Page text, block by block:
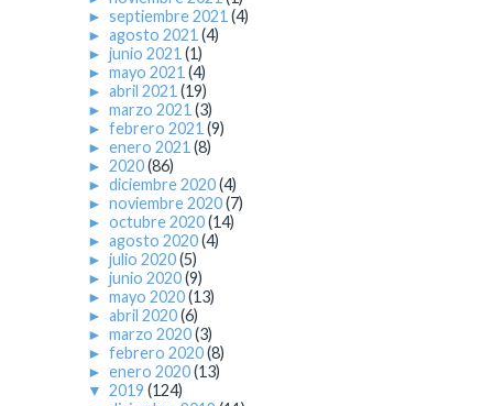
► septiembre 2021 (4)
► agosto 2021 (4)
► junio 2021 (1)
► mayo 2021 (4)
► abril 2021 (19)
► marzo 2021 (3)
► febrero 2021 (9)
► enero 2021 (8)
► 2020(86)
► diciembre 2020(4)
► noviembre 2020(7)
► octubre 2020(14)
► agosto 2020(4)
► julio 2020(5)
► junio 2020(9)
► mayo 2020(13)
► abril 2020(6)
► marzo 2020(3)
► febrero 2020(8)
► enero 2020(13)
▼ 2019 (124)